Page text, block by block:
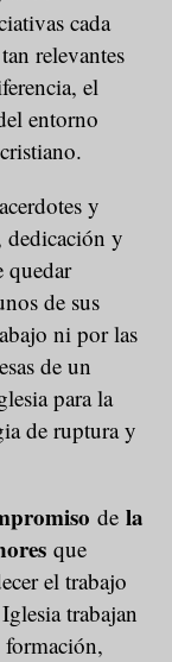
cada
relevantes
el
entorno
y
dedicación y
quedar
de sus
ni por las
de un
para la
de ruptura y
de la
que
el trabajo
trabajan
formación,